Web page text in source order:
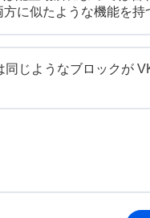
に似たような機能を持
じようなブロックが